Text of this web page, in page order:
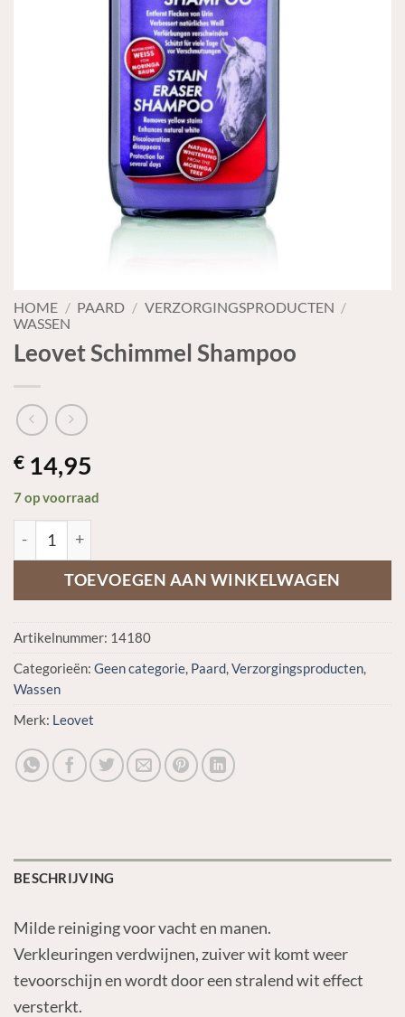
HOME / PAARD / VERZORGINGSPRODUCTEN /
WASSEN
Leovet Schimmel Shampoo
€ 14,95
7 op voorraad
TOEVOEGEN AAN WINKELWAGEN
Artikelnummer: 14180
Categorieën: Geen categorie, Paard,Verzorgingsproducten,
Wassen
Merk: Leovet
BESCHRIJVING
Milde reiniging voor vacht en manen.
Verkleuringen verdwijnen, zuiver wit komt weer
tevoorschijn en wordt door een stralend wit effect
versterkt.